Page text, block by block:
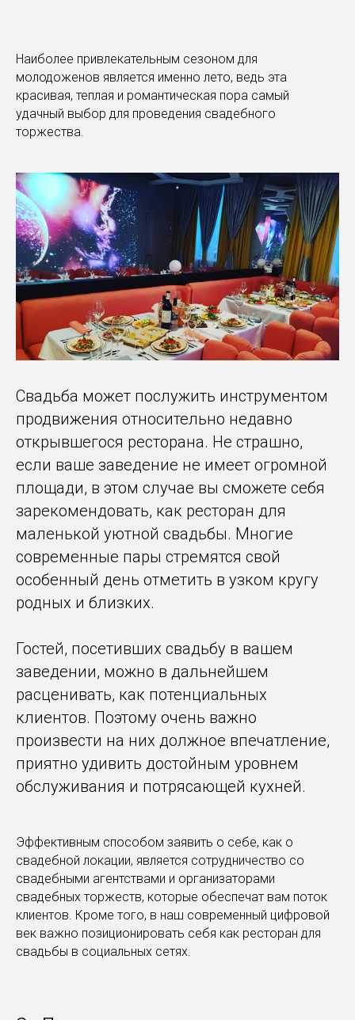
Наиболее привлекательным сезоном для
молодоженов является именно лето, ведь эта
красивая, теплая и романтическая пора самый
удачный выбор для проведения свадебного
торжества.
Свадьба может послужить инструментом
продвижения относительно недавно
открывшегося ресторана. Не страшно,
если ваше заведение не имеет огромной
площади, в этом случае вы сможете себя
зарекомендовать, как ресторан для
маленькой уютной свадьбы. Многие
современные пары стремятся свой
особенный день отметить в узком кругу
родных и близких.
Гостей, посетивших свадьбу в вашем
заведении, можно в дальнейшем
расценивать, как потенциальных
клиентов. Поэтому очень важно
произвести на них должное впечатление,
приятно удивить достойным уровнем
обслуживания и потрясающей кухней.
Эффективным способом заявить о себе, как о
свадебной локации, является сотрудничество со
свадебными агентствами и организаторами
свадебных торжеств, которые обеспечат вам поток
клиентов. Кроме того, в наш современный цифровой
век важно позиционировать себя как ресторан для
свадьбы в социальных сетях.